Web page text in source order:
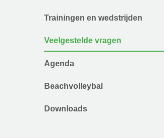
Trainingen en wedstrijden
Veelgestelde vragen
Agenda
Beachvolleybal
Downloads